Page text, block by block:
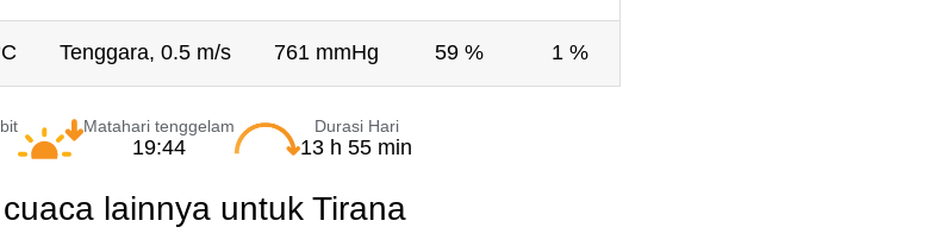
Tenggara, 0.5 m/s 761 mmHg 59 % 1 %
Matahari tenggelam
19:44
Durasi Hari
13 h 55 min
lainnya untuk Tirana